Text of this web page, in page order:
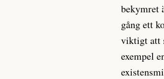
bekymret
gång ett
viktigt att
exempel